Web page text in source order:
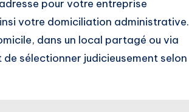
pour votre entreprise
votre domiciliation administrative.
dans un local partagé ou via
sélectionner judicieusement selon